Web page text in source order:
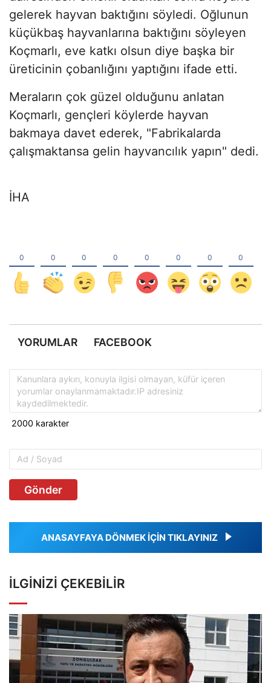
gelerek hayvan baktığını söyledi. Oğlunun
küçükbaş hayvanlarına baktığını söyleyen
Koçmarlı, eve katkı olsun diye başka bir
üreticinin çobanlığını yaptığını ifade etti.
Meraların çok güzel olduğunu anlatan
Koçmarlı, gençleri köylerde hayvan
bakmaya davet ederek, "Fabrikalarda
çalışmaktansa gelin hayvancılık yapın" dedi.
İHA
YORUMLAR FACEBOOK
Gönder
ANASAYFAYA DÖNMEK İÇİN TIKLAYINIZ
İLGINIZI ÇEKEBILIR